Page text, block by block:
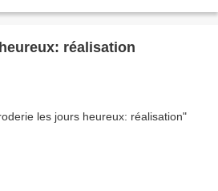
réalisation